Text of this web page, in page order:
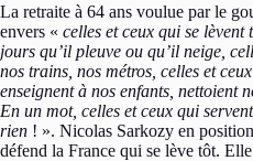
La retraite à 64 ans voulue par le
envers « celles et ceux qui se lèvent
jours qu’il pleuve ou qu’il neige,
nos trains, nos métros, celles et
enseignent à nos enfants, nettoient
En un mot, celles et ceux qui
rien ! ». Nicolas Sarkozy en
défend la France qui se lève tôt.